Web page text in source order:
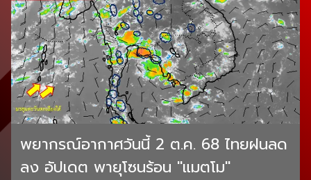
พยากรณ์อากาศวันนี้ 2 ต.ค. 68 ไทยฝนลด
ลง อัปเดต พายุโซนร้อน "แมตโม"